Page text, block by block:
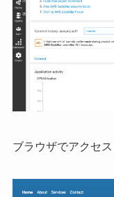
ブラウザでアクセス